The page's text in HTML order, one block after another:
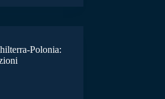
Polonia: